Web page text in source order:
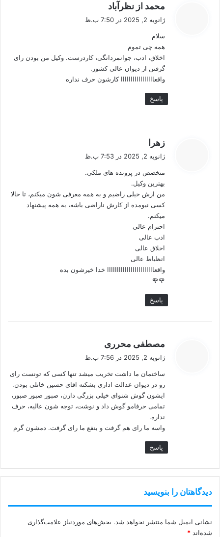
محمد از نظرآباد
ژانویه 2, 2025 در 7:50 ب.ظ
سلام
همه چی تموم
اخلاق، ادب، جوانمردانگی، کاردرست. وکیل من بودن رای
گرفتن از دیوان عالی کشور.
واقعااااااااااااااااا کارشون حرف نداره
پاسخ
زهرا
:
ژانویه 2, 2025 در 7:53 ب.ظ
متخصص در پرونده های ملکی.
بهترین وکیل.
من ازش خیلی راضیم و به همه معرفی شون میکنم، تا حالا
کسی نیومده از کارش ناراضی باشه، به همه پیشنهاد
میکنم.
احترام عالی
ادب عالی
اخلاق عالی
انظباط عالی
واقعاااااااااااااااااااااااا خدا خیرشون بده
🌹🌹
پاسخ
مصطفی محرری
:
ژانویه 2, 2025 در 7:56 ب.ظ
ساختمان ما داشت تخریب میشد تنها کسی که تونست رای
رو در دیوان عدالت اداری بشکنه اقای حسین خانلی بودن.
ایشون گوش شنوای خیلی بزرگی دارن، صبور صبور صبور،
تمامی حرفامو گوش داد و نوشت، توجه شون عالیه، حرف
نداره.
واسه ما رای هم گرفت و بنفع ما رای گرفت. دمشون گرم
پاسخ
دیدگاهتان را بنویسید
نشانی ایمیل شما منتشر نخواهد شد. بخش‌های موردنیاز علامت‌گذاری
شده‌اند *